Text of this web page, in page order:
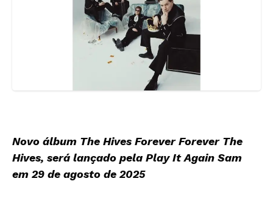
Novo álbum The Hives Forever Forever The
Hives, será lançado pela Play It Again Sam
em 29 de agosto de 2025